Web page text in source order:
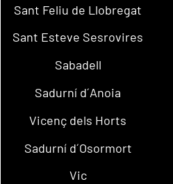
Sant Feliu de Llobregat
Sant Esteve Sesrovires
Sabadell
Sadurní d´Anoia
Vicenç dels Horts
Sadurní d´Osormort
Vic